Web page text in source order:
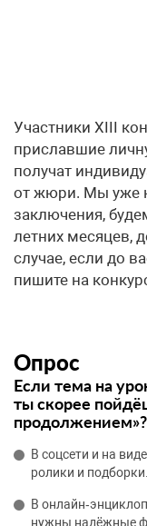
Участники XIII
приславшие
получат
от жюри. Мы уже
заключения,
летних месяцев,
случае, если до
пишите на
Опрос
Если тема на
ты скорее
продолжением»?
В соцсети и на
ролики и подборки.
В
нужны надёжные